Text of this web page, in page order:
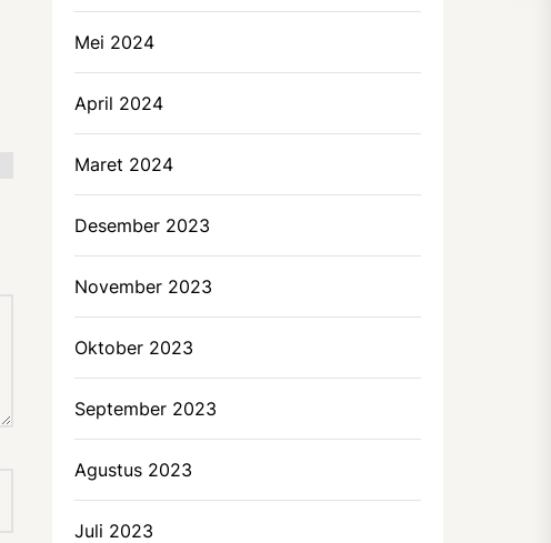
Mei 2024
April 2024
Maret 2024
Desember 2023
November 2023
Oktober 2023
September 2023
Agustus 2023
Juli 2023